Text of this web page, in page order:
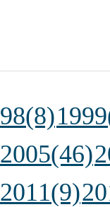
2005(46)
2011(9)